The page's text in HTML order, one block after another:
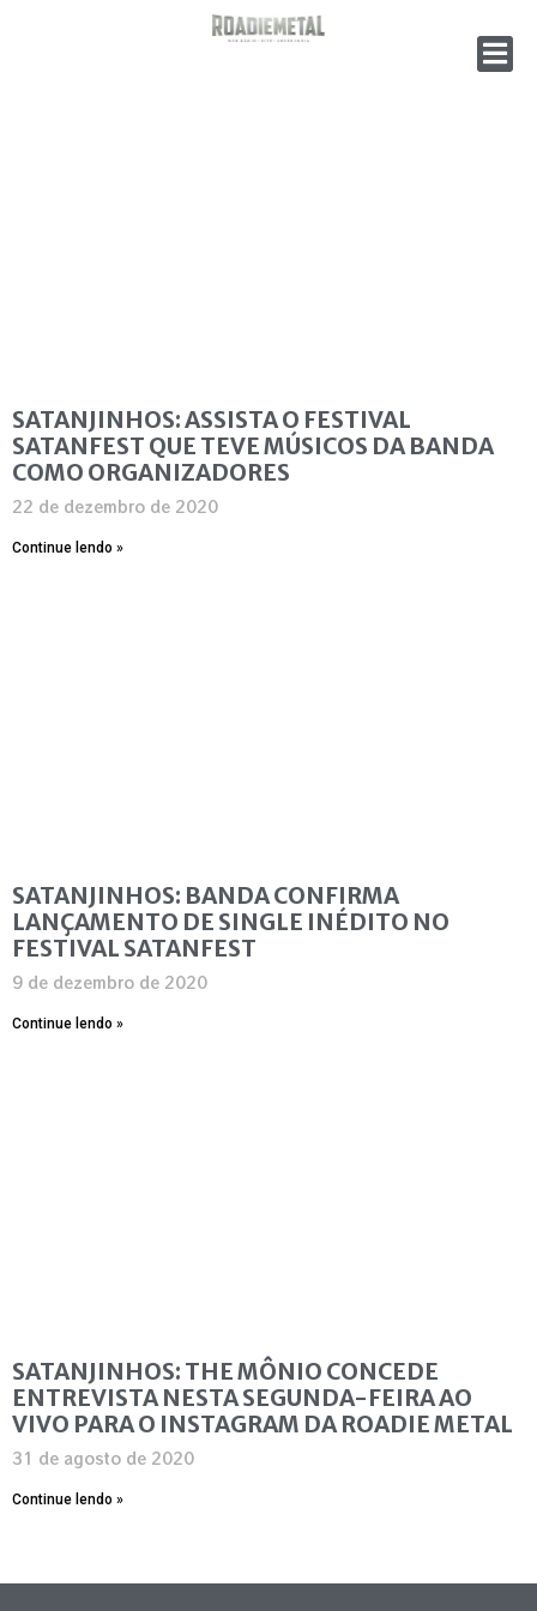
SATANJINHOS: ASSISTA O FESTIVAL
SATANFEST QUE TEVE MÚSICOS DA BANDA
COMO ORGANIZADORES
22 de dezembro de 2020
Continue lendo »
SATANJINHOS: BANDA CONFIRMA
LANÇAMENTO DE SINGLE INÉDITO NO
FESTIVAL SATANFEST
9 de dezembro de 2020
Continue lendo »
SATANJINHOS: THE MÔNIO CONCEDE
ENTREVISTA NESTA SEGUNDA-FEIRA AO
VIVO PARA O INSTAGRAM DA ROADIE METAL
31 de agosto de 2020
Continue lendo »